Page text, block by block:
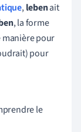
,lebenait
, la forme
manière pour
pour
le